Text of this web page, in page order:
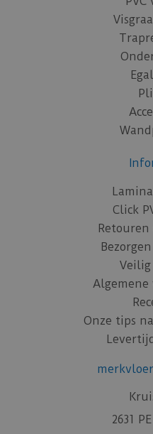
Click
Algemene
Onze tips
2631